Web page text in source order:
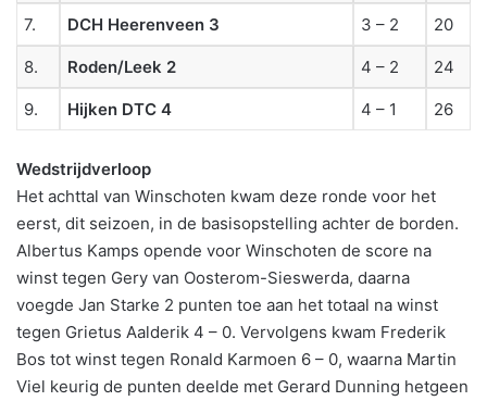
7. DCH Heerenveen 3 3 – 2 20
8. Roden/Leek 2 4 – 2 24
9. Hijken DTC 4 4 – 1 26
Wedstrijdverloop
Het achttal van Winschoten kwam deze ronde voor het
eerst, dit seizoen, in de basisopstelling achter de borden.
Albertus Kamps opende voor Winschoten de score na
winst tegen Gery van Oosterom-Sieswerda, daarna
voegde Jan Starke 2 punten toe aan het totaal na winst
tegen Grietus Aalderik 4 – 0. Vervolgens kwam Frederik
Bos tot winst tegen Ronald Karmoen 6 – 0, waarna Martin
Viel keurig de punten deelde met Gerard Dunning hetgeen